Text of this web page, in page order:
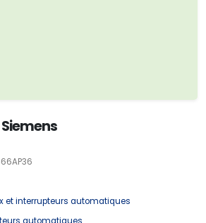
et interrupteurs automatiques